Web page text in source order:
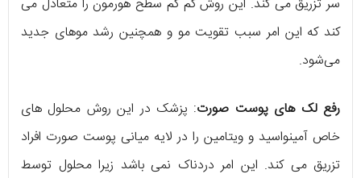
سر تزریق می کند. این روش کم کم سطح هورمون را متعادل می
کند که این امر سبب تقویت مو و همچنین رشد موهای جدید
می‌شود.
رفع لک های پوست صورت: پزشک در این روش محلول های
خاص آمینواسید و ویتامین را در لایه میانی پوست صورت افراد
تزریق می کند. این امر دردناک نمی باشد زیرا محلول توسط